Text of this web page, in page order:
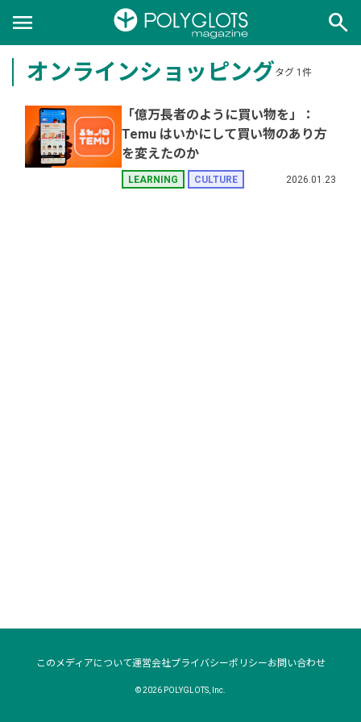
menu search
オンラインショッピングタグ 1件
「億万長者のように買い物を」：
Temu はいかにして買い物のあり方
を変えたのか
LEARNING CULTURE 2026.01.23
このメディアについて運営会社プライバシーポリシーお問い合わせ
© 2026 POLYGLOTS, Inc.